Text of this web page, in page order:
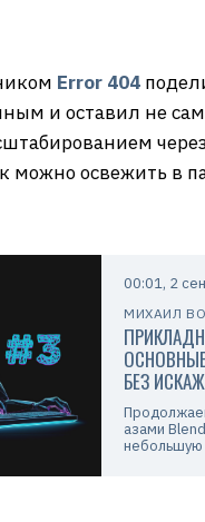
Error 404
и оставил не
можно освежить в
00:01, 2
МИХАИЛ
БЕЗ
азами
небольшую